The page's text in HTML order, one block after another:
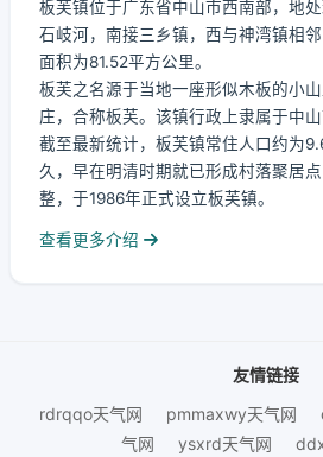
板芙镇位于广东省中山市西南部，地
石岐河，南接三乡镇，西与神湾镇相
面积为81.52平方公里。
板芙之名源于当地一座形似木板的小
庄，合称板芙。该镇行政上隶属于中山
截至最新统计，板芙镇常住人口约为
久，早在明清时期就已形成村落聚居
整，于1986年正式设立板芙镇。
查看更多介绍
友情链接
rdrqqo天气网
pmmaxwy天气网
气网
ysxrd天气网